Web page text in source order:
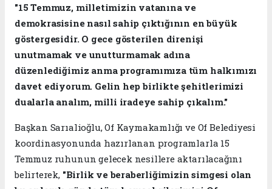
"15 Temmuz, milletimizin vatanına ve
demokrasisine nasıl sahip çıktığının en büyük
göstergesidir. O gece gösterilen direnişi
unutmamak ve unutturmamak adına
düzenlediğimiz anma programımıza tüm halkımızı
davet ediyorum. Gelin hep birlikte şehitlerimizi
dualarla analım, milli iradeye sahip çıkalım."
Başkan Sarıalioğlu, Of Kaymakamlığı ve Of Belediyesi
koordinasyonunda hazırlanan programlarla 15
Temmuz ruhunun gelecek nesillere aktarılacağını
belirterek, "Birlik ve beraberliğimizin simgesi olan